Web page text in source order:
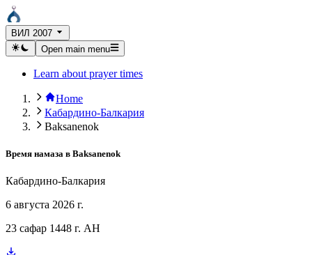
ВИЛ 2007
Open main menu
Learn about prayer times
Home
Кабардино-Балкария
Baksanenok
Время намаза в Baksanenok
Кабардино-Балкария
6 августа 2026 г.
23 сафар 1448 г. AH